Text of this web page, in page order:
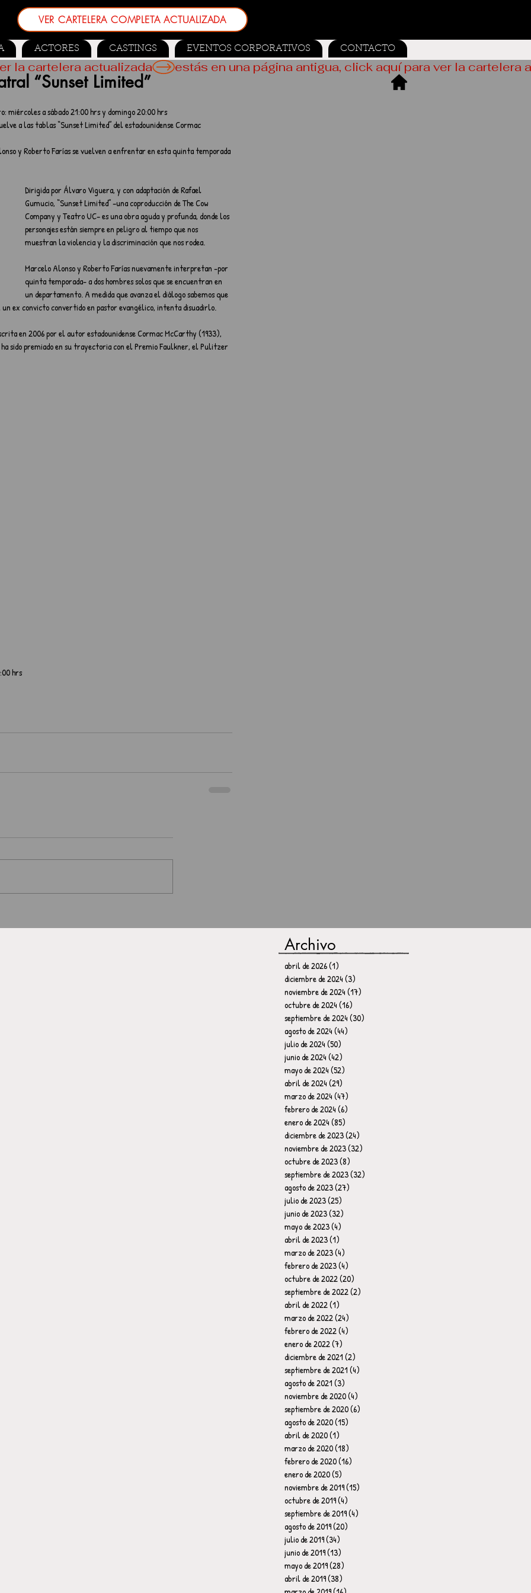
VER CARTELERA COMPLETA ACTUALIZADA
ACTORES CASTINGS EVENTOS CORPORATIVOS CONTACTO
“Sunset Limited”
miércoles a sábado 21:00 hrs y domingo 20:00 hrs
a las tablas “Sunset Limited” del estadounidense Cormac
y Roberto Farías se vuelven a enfrentar en esta quinta temporada
Dirigida por Álvaro Viguera, y con adaptación de Rafael
Gumucio, “Sunset Limited” –una coproducción de The Cow
Company y Teatro UC– es una obra aguda y profunda, donde los
personajes están siempre en peligro al tiempo que nos
muestran la violencia y la discriminación que nos rodea.
Marcelo Alonso y Roberto Farías nuevamente interpretan -por
quinta temporada- a dos hombres solos que se encuentran en
un departamento. A medida que avanza el diálogo sabemos que
ex convicto convertido en pastor evangélico, intenta disuadirlo.
en 2006 por el autor estadounidense Cormac McCarthy (1933),
sido premiado en su trayectoria con el Premio Faulkner, el Pulitzer
hrs
la cartelera actualizada
Archivo
abril de 2026(1)
diciembre de 2024(3)
noviembre de 2024(17)
octubre de 2024(16)
septiembre de 2024(30)
agosto de 2024(44)
julio de 2024(50)
junio de 2024(42)
mayo de 2024(52)
abril de 2024(29)
marzo de 2024(47)
febrero de 2024(6)
enero de 2024(85)
diciembre de 2023(24)
noviembre de 2023(32)
octubre de 2023(8)
septiembre de 2023(32)
agosto de 2023(27)
julio de 2023(25)
junio de 2023(32)
mayo de 2023(4)
abril de 2023(1)
marzo de 2023(4)
febrero de 2023(4)
octubre de 2022(20)
septiembre de 2022(2)
abril de 2022(1)
marzo de 2022(24)
febrero de 2022(4)
enero de 2022(7)
diciembre de 2021(2)
septiembre de 2021(4)
agosto de 2021(3)
noviembre de 2020(4)
septiembre de 2020(6)
agosto de 2020(15)
abril de 2020(1)
marzo de 2020(18)
febrero de 2020(16)
enero de 2020(5)
noviembre de 2019(15)
octubre de 2019(4)
septiembre de 2019(4)
agosto de 2019(20)
julio de 2019(34)
junio de 2019(13)
mayo de 2019(28)
abril de 2019(38)